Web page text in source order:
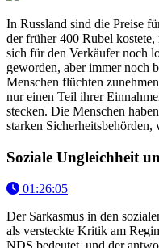
In Russland sind die Preise
der früher 400 Rubel
sich für den Verkäufer noch
geworden, aber immer noch
Menschen flüchten
nur einen Teil ihrer
stecken. Die Menschen
starken Sicherheitsbehörden,
Soziale Ungleichheit
01:26:05
Der Sarkasmus in den
als versteckte Kritik am
NDS bedeutet, und der